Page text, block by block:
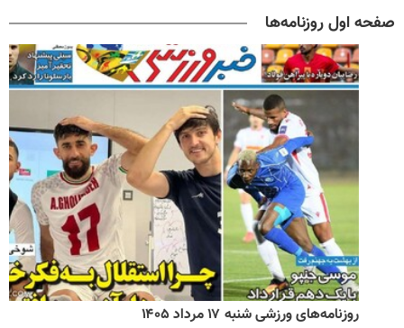
صفحه اول روزنامه‌ها
روزنامه‌های ورزشی شنبه ۱۷ مرداد ۱۴۰۵